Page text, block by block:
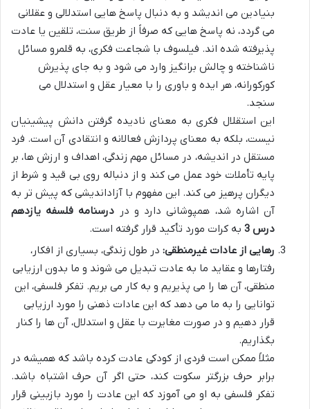
بنیادین می اندیشد و به دنبال پاسخ هایی استدلالی و عقلانی
می گردد، نه پاسخ هایی که صرفاً از طریق سنت، تلقین یا عادت
پذیرفته شده اند. فیلسوف با شجاعت فکری، به قلمرو مسائل
ناشناخته و چالش برانگیز وارد می شود و به جای پذیرش
کورکورانه، هر ایده و باوری را با معیار عقل و استدلال می
سنجد.
این استقلال فکری به معنای نادیده گرفتن دانش پیشینیان
نیست، بلکه به معنای پردازش فعالانه و انتقادی آن است. فرد
مستقل در اندیشه، در مسائل مهم زندگی، اهداف و ارزش ها، بر
پایه تأملات خود عمل می کند و از دنباله روی بی قید و شرط از
دیگران پرهیز می کند. این مفهوم با آزاداندیشی که پیش تر به
آن اشاره شد، همپوشانی دارد و در درسنامه فلسفه یازدهم
درس 3
به کرات مورد تأکید قرار گرفته است.
رهایی از عادات غیرمنطقی: در طول زندگی، بسیاری از افکار،
رفتارها و عقاید ما به عادت تبدیل می شوند و ما بدون ارزیابی
منطقی، آن ها را می پذیریم و به کار می بریم. تفکر فلسفی، این
توانایی را به ما می دهد که این عادات ذهنی را مورد ارزیابی
قرار دهیم و در صورت مغایرت با عقل و استدلال، آن ها را کنار
بگذاریم.
مثلاً ممکن است فردی از کودکی عادت کرده باشد که همیشه در
برابر حرف بزرگتر سکوت کند، حتی اگر آن حرف اشتباه باشد.
تفکر فلسفی به او می آموزد که این عادت را مورد بازبینی قرار